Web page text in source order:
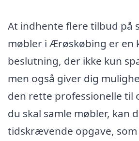
At indhente flere tilbud på
møbler i Ærøskøbing er en
beslutning, der ikke kun
men også giver dig
den rette professionelle til
du skal samle møbler, kan
tidskrævende opgave,